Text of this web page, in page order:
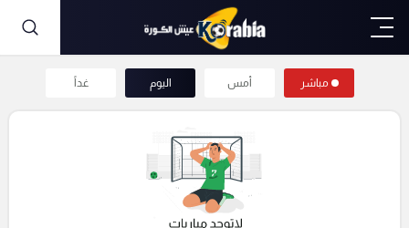
مباشر أمس اليوم غداً